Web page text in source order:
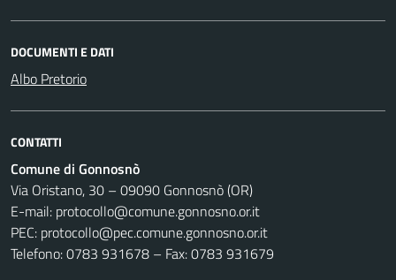
DOCUMENTI E DATI
Albo Pretorio
CONTATTI
Comune di Gonnosnò
Via Oristano, 30 – 09090 Gonnosnò (OR)
E-mail: protocollo@comune.gonnosno.or.it
PEC: protocollo@pec.comune.gonnosno.or.it
Telefono: 0783 931678 – Fax: 0783 931679